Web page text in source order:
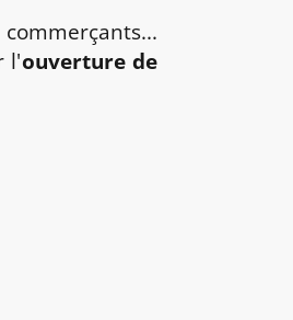
l'ouverture de